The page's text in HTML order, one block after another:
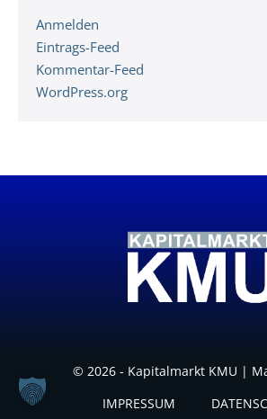
Anmelden
Eintrags-Feed
Kommentar-Feed
WordPress.org
© 2026 - Kapitalmarkt KMU |
IMPRESSUM